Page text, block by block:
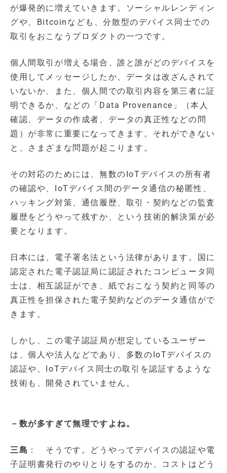
が爆発的に増えていきます。ソーシャルレンディン
グや、Bitcoinなども、分散型のデバイス同士での
取引をおこなうプロダクトの一つです。
個人間取引が増える場合、誰と誰がどのデバイスを
使用してメッセージしたか、データは改ざんされて
いないか、また、個人間での取引内容を第三者に証
明できるか、などの「Data Provenance」（本人
確認、データの作成者、データの真正性などの問
題）が非常に重要になってきます。それができない
と、さまざまな問題が起こります。
その対応のためには、無数のIoTデバイスの所有者
の確認や、IoTデバイス間のデータ通信の秘匿性、
ハッキング対策、通信履歴、取引・契約などの監査
履歴をどうやって残すか、という技術的解決策が必
要となります。
日本には、電子署名法という法律があります。国に
認定された電子認証局に認証されたコンピュータ同
士は、相互認証ができ、紙でおこなう契約と同等の
真正性を担保された電子契約などのデータ通信がで
きます。
しかし、この電子認証局が想定しているユーザー
は、個人や法人などであり、多数のIoTデバイスの
認証や、IoTデバイス同士の取引を認証するような
技術も、開発されていません。
－数が多すぎて無理ですよね。
三島 ： そうです。どうやってデバイスの認証や電
子証明書発行のやりとりをするのか、コストはどう